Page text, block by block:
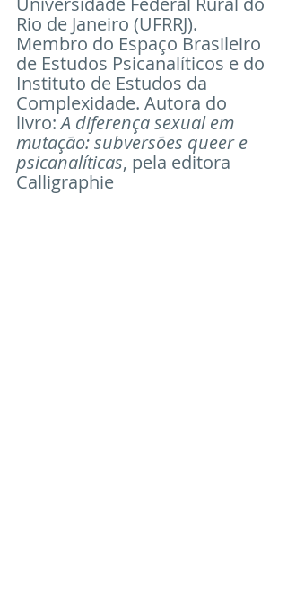
Rio de Janeiro (UFRRJ).
Membro do Espaço Brasileiro
de Estudos Psicanalíticos e do
Instituto de Estudos da
Complexidade. Autora do
livro: A diferença sexual em
mutação: subversões queer e
psicanalíticas, pela editora
Calligraphie